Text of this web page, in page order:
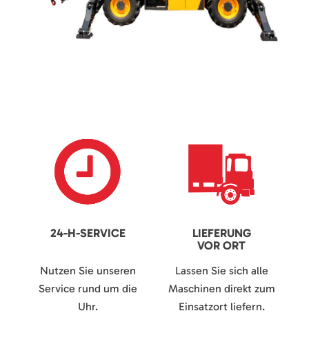
24-H-SERVICE
Nutzen Sie unseren
Service rund um die
Uhr.
LIEFERUNG
VOR ORT
Lassen Sie sich alle
Maschinen direkt zum
Einsatzort liefern.